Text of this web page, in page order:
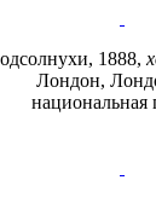
1888,
Лондон,
национальная